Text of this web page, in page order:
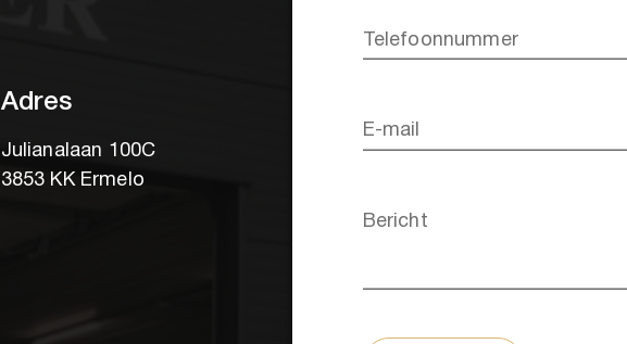
Adres
Julianalaan 100C
3853 KK Ermelo
Telefoonnummer
E-mail
Bericht